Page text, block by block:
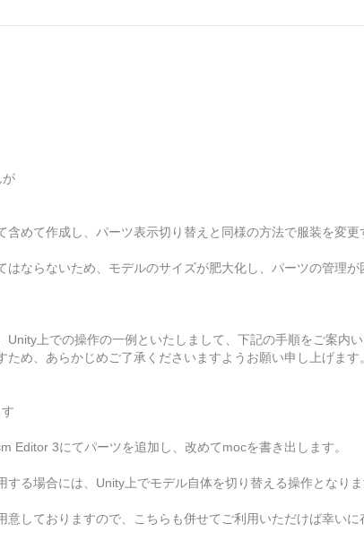
が
めて作成し、パーツ表示切り替えと同様の方法で服装を変更
ならないため、モデルのサイズが肥大化し、パーツの管理が
上での操作の一例といたしまして、下記の手順をご案内い
め、あらかじめご了承くださいますようお願い申し上げます。
Editor 3にてパーツを追加し、改めてmocを書き出します。
る場合には、Unity上でモデル自体を切り替える操作となりま
しておりますので、こちらも併せてご利用いただけば幸いに